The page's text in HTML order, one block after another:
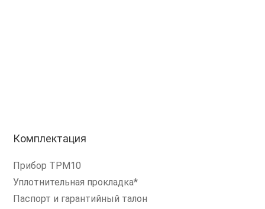
Комплектация
Прибор ТРМ10
Уплотнительная прокладка*
Паспорт и гарантийный талон